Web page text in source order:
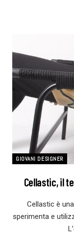
GIOVANI DESIGNER
Cellastic, il
Cellastic è
sperimenta e